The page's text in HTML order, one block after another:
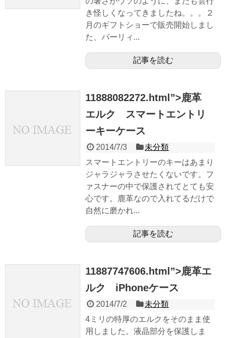
き怪しくなってきましたね。。。２
月のギフトショーで販売開始しまし
た、パーリィ...
記事を読む
11888082272.html”>鹿革
エルク スマートエントリ
ーキーケース
2014/7/3
未分類
スマートエントリーのキーはあまり
ジャラジャラさせたくないです。フ
ァスナーの中で保護されてとても安
心です。鹿革なので入れてるだけで
自然に磨かれ...
記事を読む
11887747606.html”>鹿革エ
ルク iPhoneケース
2014/7/2
未分類
4ミリの特厚のエルクをそのまま使
用しました。液晶部分を保護しま